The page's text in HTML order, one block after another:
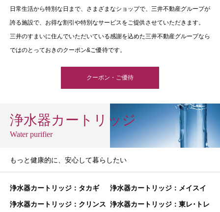
日常生活から特別な日まで、さまざまなショップで、三井不動産グループが
誇る施設で、お得な割引や特別なサービスをご提供させていただきます。
三井のすまいに住んでいただいている感謝を込めた三井不動産グループなら
ではのとっておきのクーポン&ご優待です。
クーポン・ご優待
浄水器カートリッジ
Water purifier
もっと健康的に、安心して暮らしたい
浄水器カートリッジ：タカギ 浄水器カートリッジ：メイスイ
浄水器カートリッジ：クリンス 浄水器カートリッジ：東レ･トレ